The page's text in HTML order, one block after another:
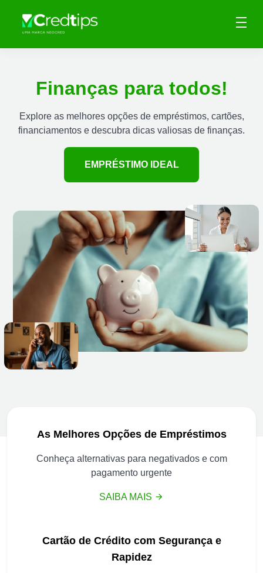
Finanças para todos!
Explore as melhores opções de empréstimos, cartões,
financiamentos e descubra dicas valiosas de finanças.
EMPRÉSTIMO IDEAL
As Melhores Opções de Empréstimos
Conheça alternativas para negativados e com
pagamento urgente
SAIBA MAIS
Cartão de Crédito com Segurança e
Rapidez